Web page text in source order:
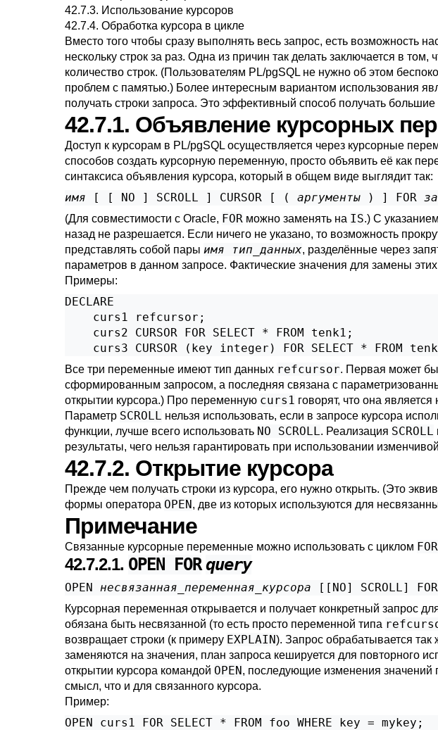
42.7.3. Использование курсоров
42.7.4. Обработка курсора в цикле
Вместо того чтобы сразу выполнять весь запрос, есть возможность
нескольку строк за раз. Одна из причин так делать заключается в
количество строк. (Пользователям PL/pgSQL не нужно об этом
проблем с памятью.) Более интересным вариантом использования
получать строки запроса. Это эффективный способ получать
42.7.1. Объявление курсорных
Доступ к курсорам в PL/pgSQL осуществляется через курсорные
способов создать курсорную переменную, просто объявить её как
синтаксиса объявления курсора, который в общем виде выглядит так:
имя [ [ NO ] SCROLL ] CURSOR [ ( аргументы ) ] FOR
(Для совместимости с Oracle, FOR можно заменять на IS.) С указанием
назад не разрешается. Если ничего не указано, то возможность
представлять собой пары имя тип_данных, разделённые через
параметров в данном запросе. Фактические значения для замены
Примеры:
DECLARE
    curs1 refcursor;
    curs2 CURSOR FOR SELECT * FROM tenk1;
curs3 CURSOR (key integer) FOR SELECT * FROM
Все три переменные имеют тип данных refcursor. Первая может
сформированным запросом, а последняя связана с
открытии курсора.) Про переменную curs1 говорят, что она
Параметр SCROLL нельзя использовать, если в запросе курсора
функции, лучше всего использовать NO SCROLL. Реализация SCROLL
результаты, чего нельзя гарантировать при использовании
42.7.2. Открытие курсора
Прежде чем получать строки из курсора, его нужно открыть. (Это
формы оператора OPEN, две из которых используются для
Примечание
Связанные курсорные переменные можно использовать с циклом FOR
42.7.2.1. OPEN FOR query
OPEN несвязанная_переменная_курсора [ [ NO] SCROLL] FOR
Курсорная переменная открывается и получает конкретный запрос
обязана быть несвязанной (то есть просто переменной типа
возвращает строки (к примеру EXPLAIN). Запрос обрабатывается так
заменяются на значения, план запроса кешируется для повторного
открытии курсора командой OPEN, последующие изменения значений
смысл, что и для связанного курсора.
Пример:
OPEN curs1 FOR SELECT * FROM foo WHERE key = mykey;